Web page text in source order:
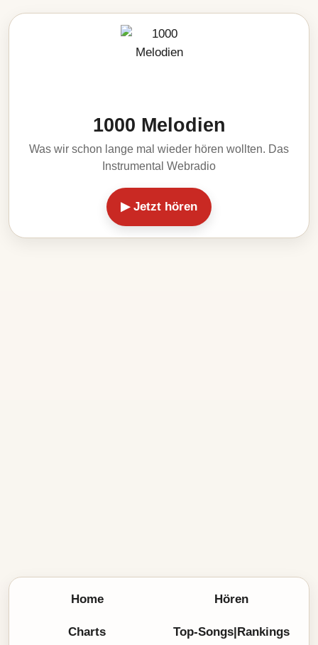
1000 Melodien
Was wir schon lange mal wieder hören wollten. Das
Instrumental Webradio
▶ Jetzt hören
Home Hören
Charts Top-Songs|Rankings